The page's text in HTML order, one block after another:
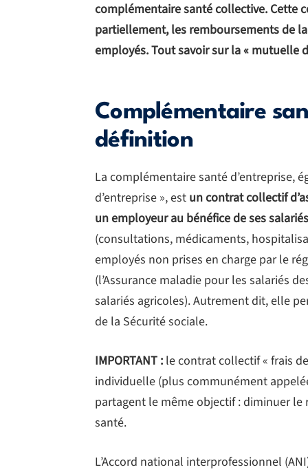
complémentaire santé collective. Cette
partiellement, les remboursements de
employés. Tout savoir sur la « mutuelle
Complémentaire
définition
La complémentaire santé d’entreprise,
d’entreprise », est un contrat collectif
un employeur au bénéfice de ses salariés
(consultations, médicaments,
employés non prises en charge par le
(l’Assurance maladie pour les salariés
salariés agricoles). Autrement dit, elle
de la Sécurité sociale.
IMPORTANT : le contrat collectif « frais
individuelle (plus communément
partagent le même objectif : diminuer le
santé.
L’Accord national interprofessionnel